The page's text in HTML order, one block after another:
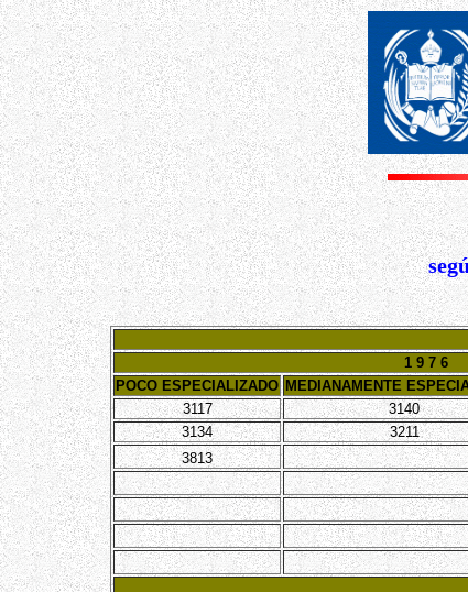
1 9 7 6
POCO ESPECIALIZADO MEDIANAMENTE
3117
3140
3134
3211
3813